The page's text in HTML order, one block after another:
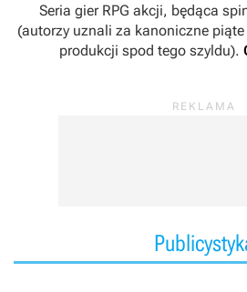
Seria gier RPG akcji, będąca
(autorzy uznali za kanoniczne
produkcji spod tego szyldu).
producentów (na czele z